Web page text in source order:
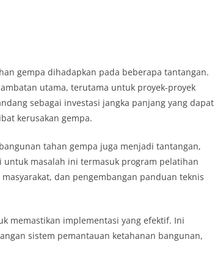
gempa dihadapkan pada beberapa tantangan.
utama, terutama untuk proyek-proyek
sebagai investasi jangka panjang yang dapat
kerusakan gempa.
tahan gempa juga menjadi tantangan,
masalah ini termasuk program pelatihan
dan pengembangan panduan teknis
memastikan implementasi yang efektif. Ini
sistem pemantauan ketahanan bangunan,